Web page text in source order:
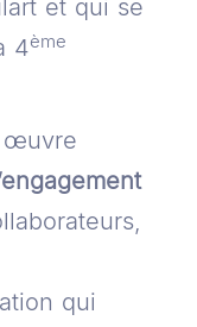
et qui se
4ème
œuvre
qui